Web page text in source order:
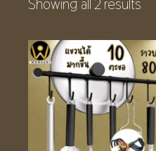
Showing all 2 results